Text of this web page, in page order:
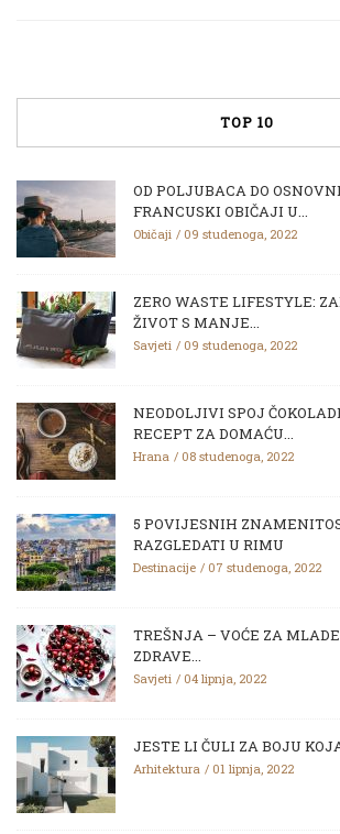
TOP 10
OD POLJUBACA DO
FRANCUSKI OBIČAJI U...
Običaji 09 studenoga, 2022
ZERO WASTE LIFESTYLE:
ŽIVOT S MANJE...
Savjeti 09 studenoga, 2022
NEODOLJIVI SPOJ
RECEPT ZA DOMAĆU...
Hrana 08 studenoga, 2022
5 POVIJESNIH
RAZGLEDATI U RIMU
Destinacije 07 studenoga, 2022
TREŠNJA – VOĆE ZA
ZDRAVE...
Savjeti 04 lipnja, 2022
JESTE LI ČULI ZA BOJU
Arhitektura 01 lipnja, 2022